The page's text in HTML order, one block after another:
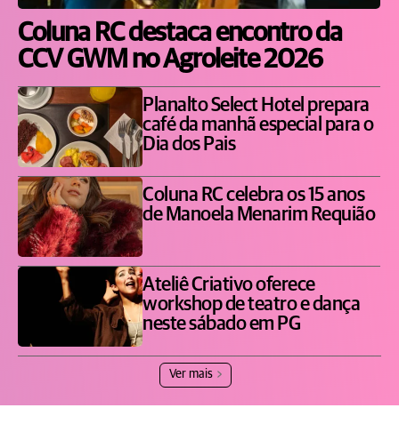
Coluna RC destaca encontro da
CCV GWM no Agroleite 2026
Planalto Select Hotel prepara
café da manhã especial para o
Dia dos Pais
Coluna RC celebra os 15 anos
de Manoela Menarim Requião
Ateliê Criativo oferece
workshop de teatro e dança
neste sábado em PG
Ver mais